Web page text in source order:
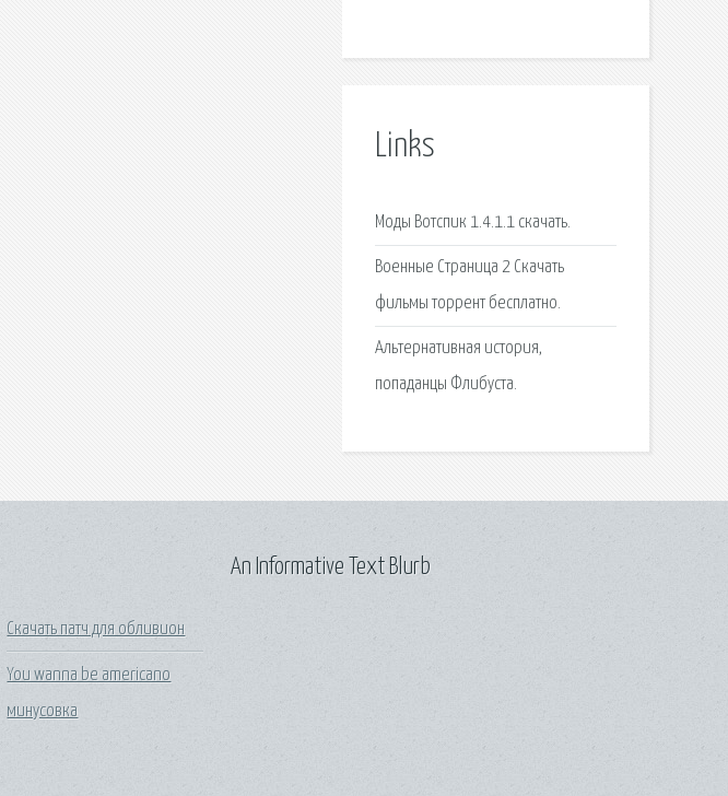
Links
Моды Вотспик 1.4.1.1 скачать.
Военные Страница 2 Скачать
фильмы торрент бесплатно.
Альтернативная история,
попаданцы Флибуста.
Скачать патч для обливион
You wanna be americano
минусовка
An Informative Text Blurb